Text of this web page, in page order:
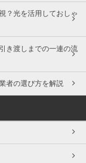
？光を活用しておしゃ
き渡しまでの一連の流
者の選び方を解説